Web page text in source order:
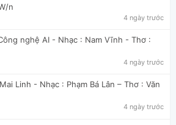
n
4 ngày trước
nghệ AI - Nhạc : Nam Vĩnh - Thơ :
4 ngày trước
Linh - Nhạc : Phạm Bá Lân – Thơ : Văn
4 ngày trước